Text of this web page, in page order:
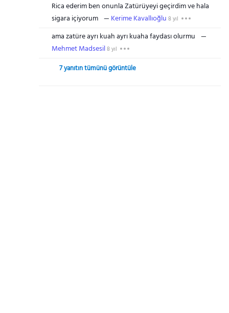
Rica ederim ben onunla Zatürüyeyi geçirdim ve hala
sigara içiyorum
Kerime Kavallıoğlu 8 yıl
ama zatüre ayrı kuah ayrı kuaha faydası olurmu
Mehmet Madsesil8 yıl
7 yanıtın tümünü görüntüle